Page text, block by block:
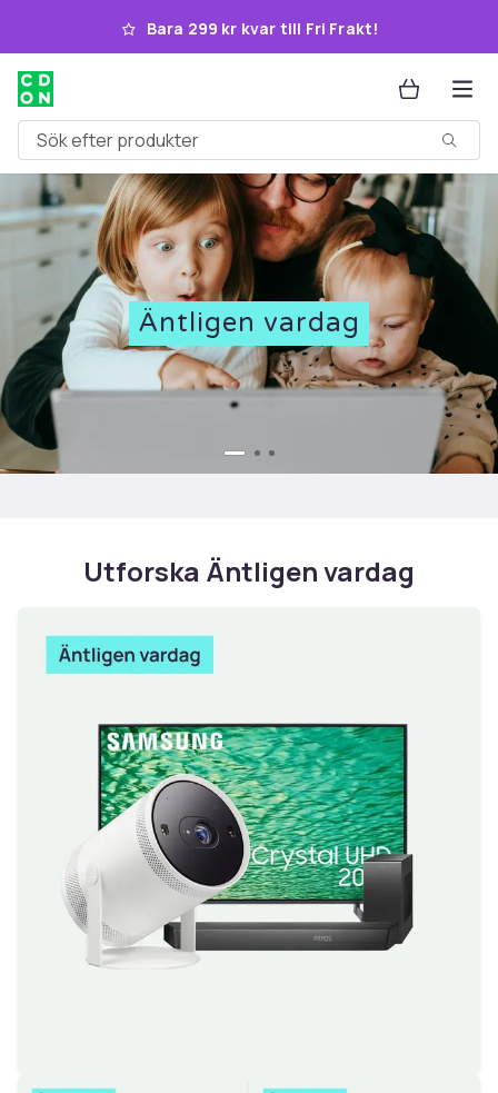
Hoppa till huvudinnehållet
Bara 299 kr kvar till Fri Frakt!
Sök efter produkter
Äntligen vardag
Utforska Äntligen vardag